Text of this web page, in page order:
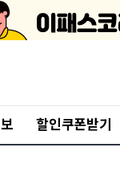
할인쿠폰받기